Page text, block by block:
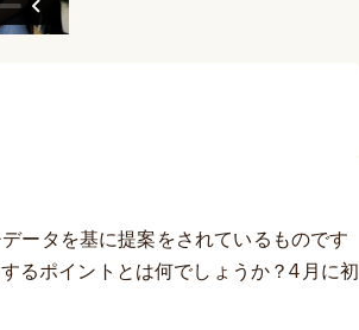
ータを基に提案をされているものです
るポイントとは何でしょうか？4月に初